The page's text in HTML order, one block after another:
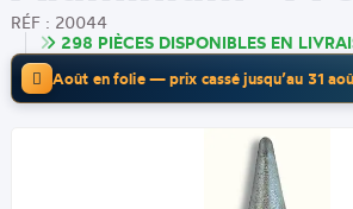
RÉF : 20044
298 PIÈCES DISPONIBLES EN
Août en folie — prix cassé jusqu’au 31